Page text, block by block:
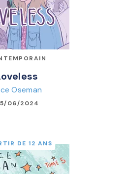
Oseman
06/2024
DE 12 ANS